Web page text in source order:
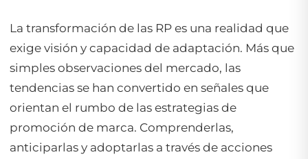
La transformación de las RP es una realidad que
exige visión y capacidad de adaptación. Más que
simples observaciones del mercado, las
tendencias se han convertido en señales que
orientan el rumbo de las estrategias de
promoción de marca. Comprenderlas,
anticiparlas y adoptarlas a través de acciones